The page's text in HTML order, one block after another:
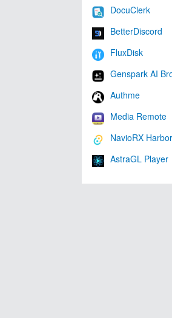
DocuClerk
BetterDiscord
FluxDisk
Genspark AI
Authme
Media Remote
NavioRX Harbor
AstraGL Player